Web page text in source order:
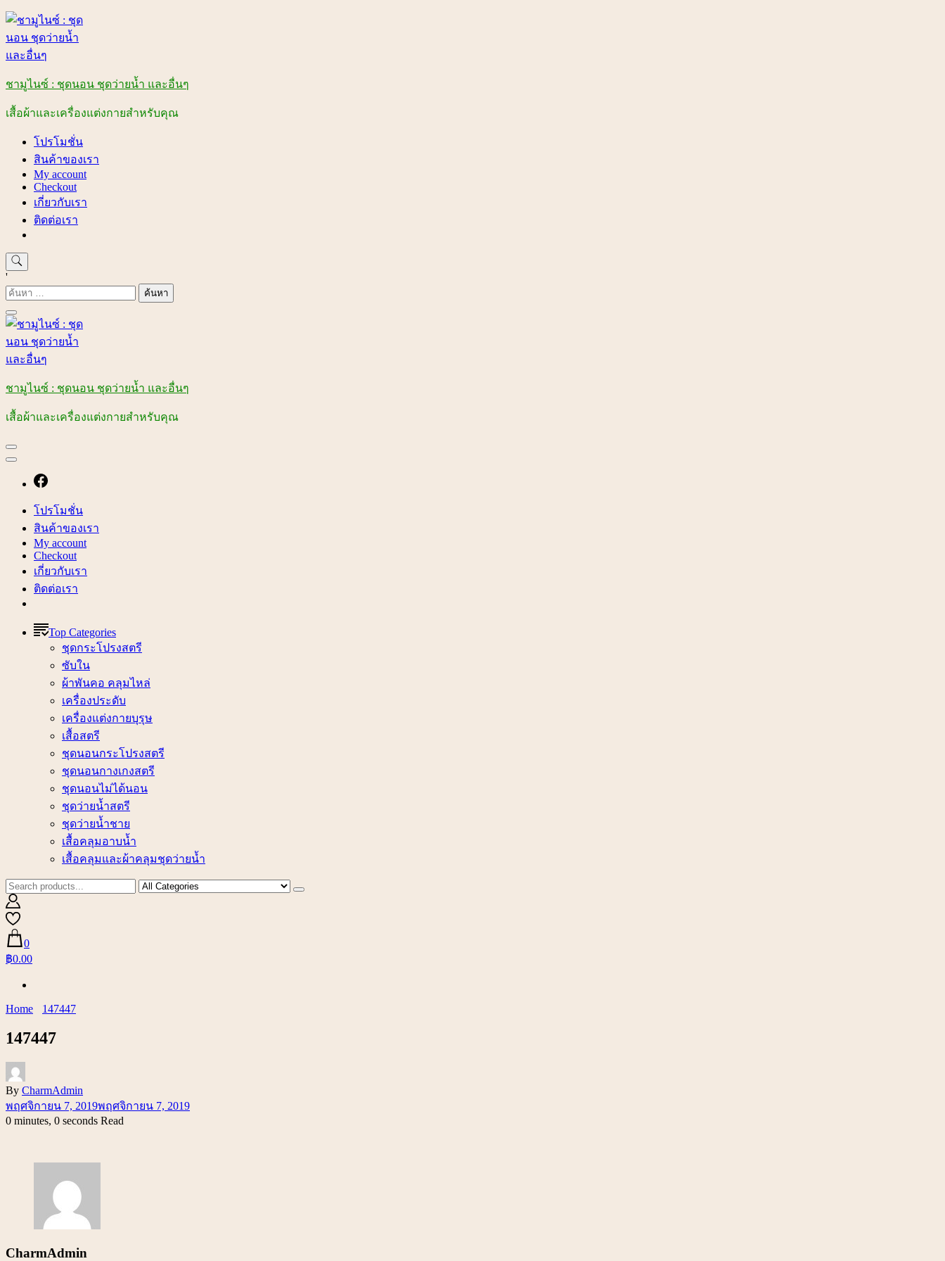
Skip
content
ชามูไนซ์ : ชุดนอน ชุดว่ายน้ำ และอื่นๆ
เสื้อผ้าและเครื่องแต่งกายสำหรับคุณ
โปรโมชั่น
สินค้าของเรา
My account
Checkout
เกี่ยวกับเรา
ติดต่อเรา
'
ค้นหา
สำหรับ:
ชามูไนซ์ : ชุดนอน ชุดว่ายน้ำ และอื่นๆ
เสื้อผ้าและเครื่องแต่งกายสำหรับคุณ
โปรโมชั่น
สินค้าของเรา
My account
Checkout
เกี่ยวกับเรา
ติดต่อเรา
Top Categories
ชุดกระโปรงสตรี
ซับใน
ผ้าพันคอ คลุมไหล่
เครื่องประดับ
เครื่องแต่งกายบุรุษ
เสื้อสตรี
ชุดนอนกระโปรงสตรี
ชุดนอนกางเกงสตรี
ชุดนอนไม่ได้นอน
ชุดว่ายน้ำสตรี
ชุดว่ายน้ำชาย
เสื้อคลุมอาบน้ำ
เสื้อคลุมและผ้าคลุมชุดว่ายน้ำ
0
฿0.00
Home 147447
147447
By CharmAdmin
พฤศจิกายน 7, 2019พฤศจิกายน 7, 2019
0 minutes, 0 seconds Read
CharmAdmin